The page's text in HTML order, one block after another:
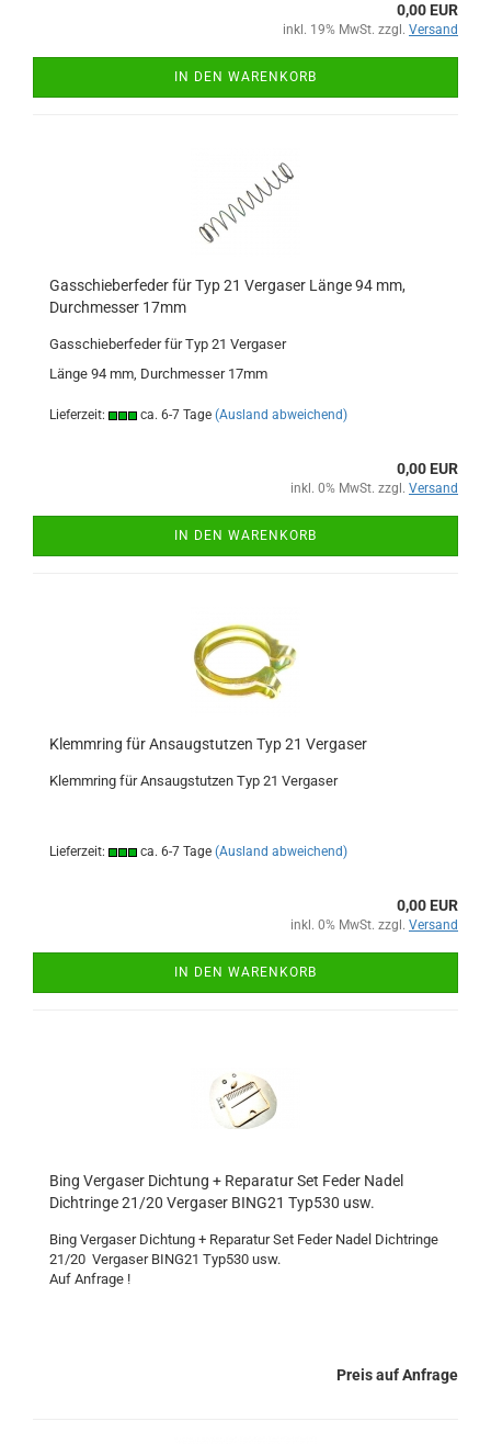
0,00 EUR
inkl. 19% MwSt. zzgl. Versand
IN DEN WARENKORB
Gasschieberfeder für Typ 21 Vergaser Länge 94 mm,
Durchmesser 17mm
Gasschieberfeder für Typ 21 Vergaser
Länge 94 mm, Durchmesser 17mm
Lieferzeit: ca. 6-7 Tage (Ausland abweichend)
0,00 EUR
inkl. 0% MwSt. zzgl. Versand
IN DEN WARENKORB
Klemmring für Ansaugstutzen Typ 21 Vergaser
Klemmring für Ansaugstutzen Typ 21 Vergaser
Lieferzeit: ca. 6-7 Tage (Ausland abweichend)
0,00 EUR
inkl. 0% MwSt. zzgl. Versand
IN DEN WARENKORB
Bing Vergaser Dichtung + Reparatur Set Feder Nadel
Dichtringe 21/20 Vergaser BING21 Typ530 usw.
Bing Vergaser Dichtung + Reparatur Set Feder Nadel Dichtringe
21/20 Vergaser BING21 Typ530 usw.
Auf Anfrage !
Preis auf Anfrage